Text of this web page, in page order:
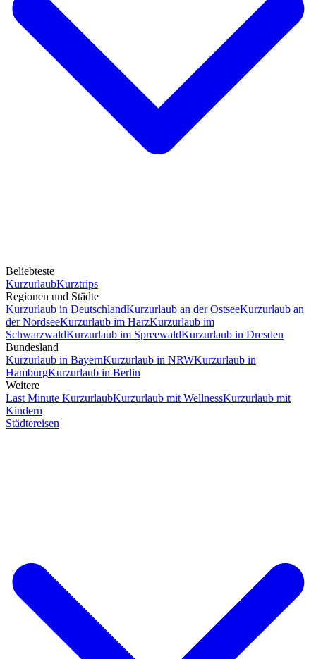
Beliebteste
KurzurlaubKurztrips
Regionen und Städte
Kurzurlaub in DeutschlandKurzurlaub an der OstseeKurzurlaub an
der NordseeKurzurlaub im HarzKurzurlaub im
SchwarzwaldKurzurlaub im SpreewaldKurzurlaub in Dresden
Bundesland
Kurzurlaub in BayernKurzurlaub in NRWKurzurlaub in
HamburgKurzurlaub in Berlin
Weitere
Last Minute KurzurlaubKurzurlaub mit WellnessKurzurlaub mit
Kindern
Städtereisen